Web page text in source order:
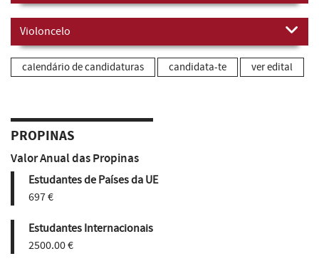
Violoncelo
calendário de candidaturas candidata-te ver edital
PROPINAS
Valor Anual das Propinas
Estudantes de Países da UE
697 €
Estudantes Internacionais
2500.00 €